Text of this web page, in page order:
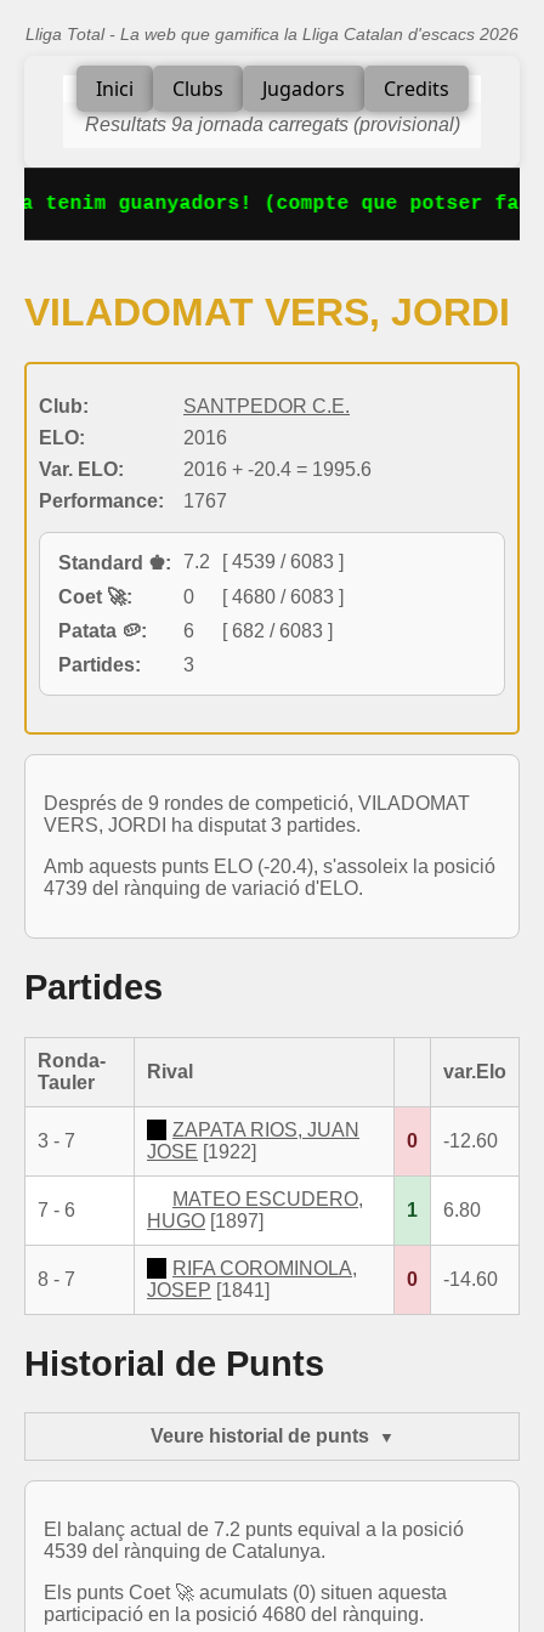
Lliga Total - La web que gamifica la Lliga Catalan d'escacs 2026
Inici Clubs Jugadors Credits
Resultats 9a jornada carregats (provisional)
tenim guanyadors! (compte que potser
VILADOMAT VERS, JORDI
Club:
SANTPEDOR C.E.
ELO:
2016
Var. ELO:
2016 + -20.4 = 1995.6
Performance:
1767
Standard ♚: 7.2
[ 4539 / 6083 ]
Coet 🚀:
0
[ 4680 / 6083 ]
Patata 🥔:
6
[ 682 / 6083 ]
Partides:
3
Després de 9 rondes de competició, VILADOMAT
VERS, JORDI ha disputat 3 partides.
Amb aquests punts ELO (-20.4), s'assoleix la posició
4739 del rànquing de variació d'ELO.
Partides
Ronda-
Tauler
Rival var.Elo
3 - 7
ZAPATA RIOS, JUAN
JOSE [1922]
0 -12.60
7 - 6
MATEO ESCUDERO,
HUGO [1897]
1 6.80
8 - 7
RIFA COROMINOLA,
JOSEP [1841]
0 -14.60
Historial de Punts
Veure historial de punts
El balanç actual de 7.2 punts equival a la posició
4539 del rànquing de Catalunya.
Els punts Coet 🚀 acumulats (0) situen aquesta
participació en la posició 4680 del rànquing.